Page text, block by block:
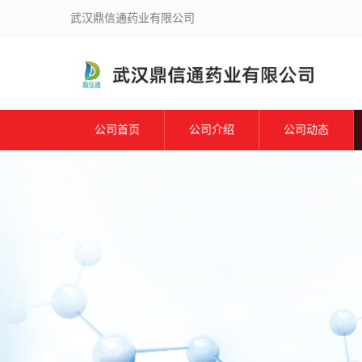
武汉鼎信通药业有限公司
公司首页 公司介绍 公司动态